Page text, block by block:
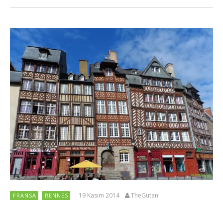
FRANSA RENNES 19 Kasım 2014 TheGutan